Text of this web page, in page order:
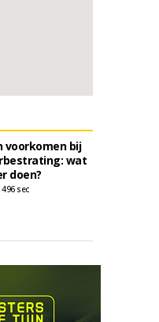
voorkomen bij
wat
doen?
496 sec